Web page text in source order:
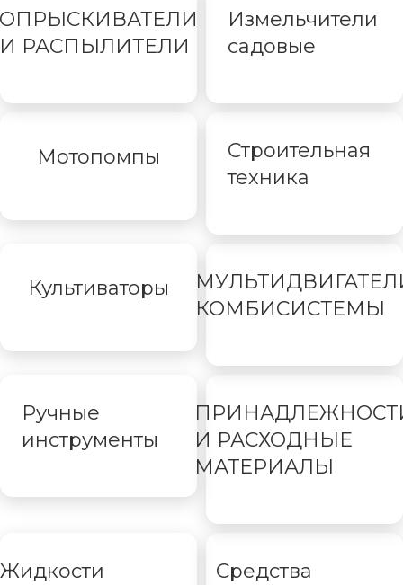
ОПРЫСКИВАТЕЛИ
И РАСПЫЛИТЕЛИ
Измельчители
садовые
Мотопомпы
Строительная
техника
Культиваторы
КОМБИСИСТЕМЫ
Ручные
инструменты
И РАСХОДНЫЕ
МАТЕРИАЛЫ
Жидкости
Средства